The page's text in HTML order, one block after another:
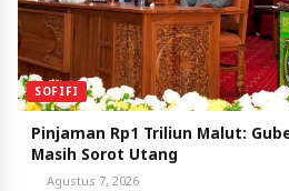
SOFIFI
Pinjaman Rp1 Triliun Malut:
Masih Sorot Utang
Agustus 7, 2026